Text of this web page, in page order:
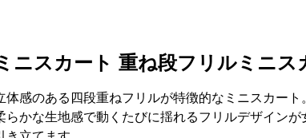
ニスカート 重ね段フリルミニス
体感のある四段重ねフリルが特徴的なミニスカート
らかな生地感で動くたびに揺れるフリルデザインが